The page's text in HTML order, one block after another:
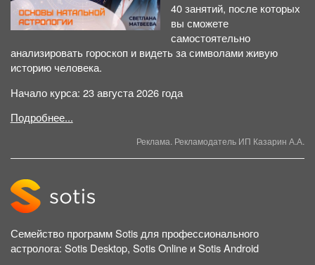
40 занятий, после которых
вы сможете
самостоятельно
анализировать гороскоп и видеть за символами живую
историю человека.
Начало курса: 23 августа 2026 года
Подробнее...
Реклама. Рекламодатель ИП Казарин А.А.
Семейство программ Sotis для профессионального
астролога: Sotis Desktop, Sotis Online и Sotis Android